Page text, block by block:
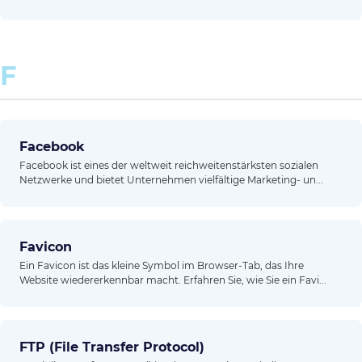
F
Facebook
Facebook ist eines der weltweit reichweitenstärksten sozialen
Netzwerke und bietet Unternehmen vielfältige Marketing- un...
Favicon
Ein Favicon ist das kleine Symbol im Browser-Tab, das Ihre
Website wiedererkennbar macht. Erfahren Sie, wie Sie ein Favi...
FTP (File Transfer Protocol)